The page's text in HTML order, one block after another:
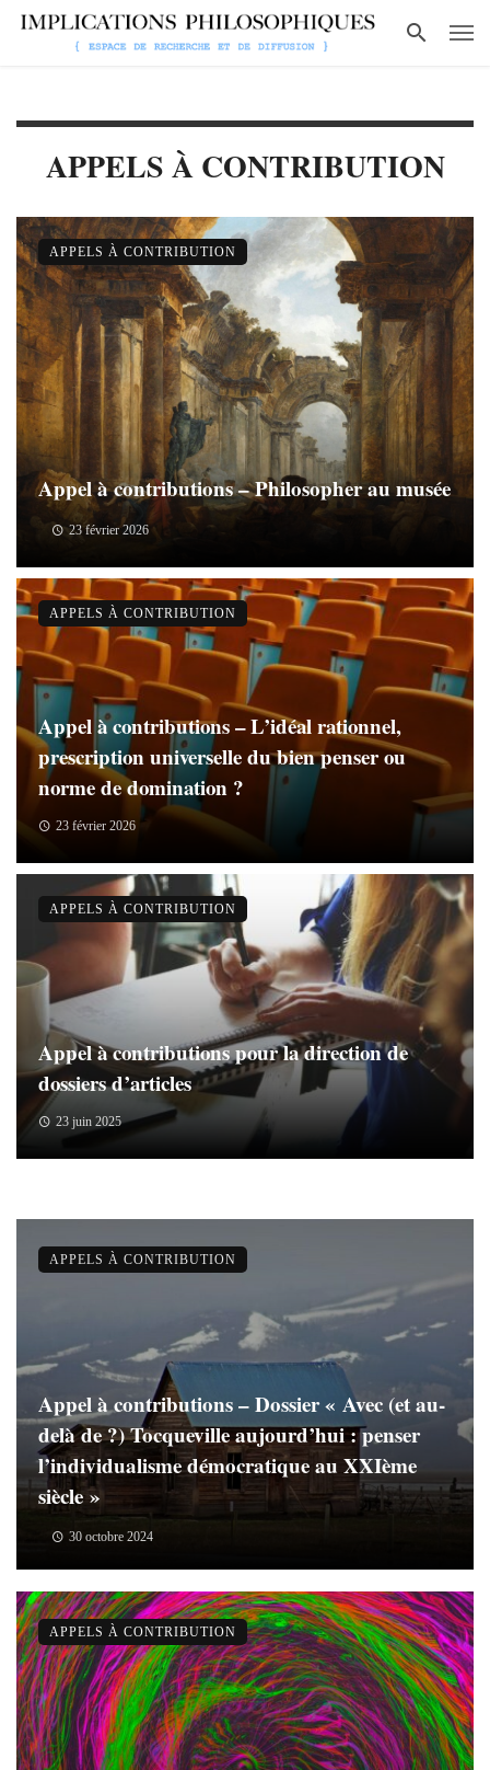
APPELS À CONTRIBUTION
Appel à contributions – Philosopher au musée
23 février 2026
APPELS À CONTRIBUTION
Appel à contributions – L’idéal rationnel,
prescription universelle du bien penser ou
norme de domination ?
23 février 2026
APPELS À CONTRIBUTION
Appel à contributions pour la direction de
dossiers d’articles
23 juin 2025
APPELS À CONTRIBUTION
Appel à contributions – Dossier « Avec (et au-
delà de ?) Tocqueville aujourd’hui : penser
l’individualisme démocratique au XXIème
siècle »
30 octobre 2024
APPELS À CONTRIBUTION
APPELS À CONTRIBUTION